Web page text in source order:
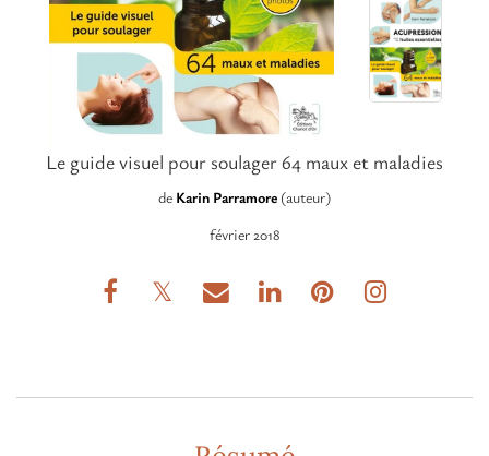
Le guide visuel pour soulager 64 maux et maladies
de Karin Parramore (auteur)
février 2018